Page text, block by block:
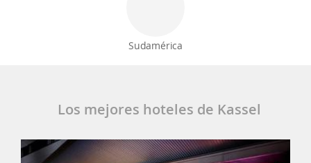
Sudamérica
Los mejores hoteles de Kassel